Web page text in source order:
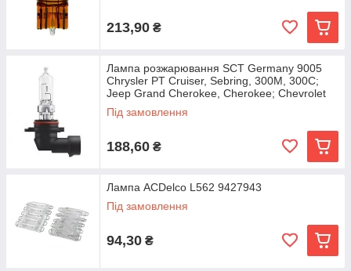
213,90 ₴
Лампа розжарювання SCT Germany 9005
Chrysler PT Cruiser, Sebring, 300M, 300C;
Jeep Grand Cherokee, Cherokee; Chevrolet
Camaro,
Під замовлення
188,60 ₴
Лампа ACDelco L562 9427943
Під замовлення
94,30 ₴